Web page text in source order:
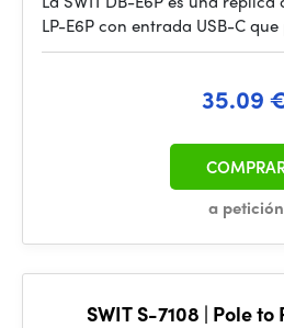
LP-E6P con entrada USB-C
35.09
a petición
SWIT S-7108 | Pole